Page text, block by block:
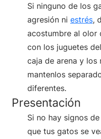
Si ninguno de los
agresión ni estrés,
acostumbre al olor
con los juguetes
caja de arena y los
mantenlos
diferentes.
Presentación
Si no hay signos
que tus gatos se